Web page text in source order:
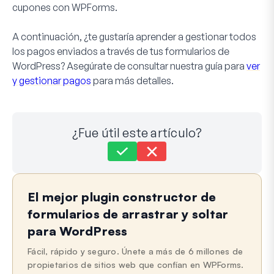
cupones con WPForms.
A continuación, ¿te gustaría aprender a gestionar todos
los pagos enviados a través de tus formularios de
WordPress? Asegúrate de consultar nuestra guía para ver
y gestionar pagos para más detalles.
¿Fue útil este artículo?
Aún atascado?
Última actualización el 03 de sep. de 2024
El mejor plugin constructor de
formularios de arrastrar y soltar
para WordPress
Fácil, rápido y seguro. Únete a más de 6 millones de
propietarios de sitios web que confían en WPForms.